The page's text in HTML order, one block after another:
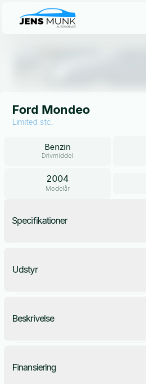
Ford Mondeo
Limited stc.
Benzin
Drivmiddel
2004
Modelår
Specifikationer
Udstyr
Beskrivelse
Finansiering